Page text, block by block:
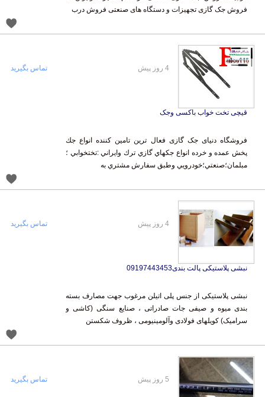
فروش جک گازی تجهیزات و دستگاه های صنعتی فروش درب
قیچی تخت خواب باکسی وجک
فروشگاه دنیای جک گازی فعال ترين تامين كننده انواع جك
پخش عمده و خرده انواع جكهاي گازي ترك وايراني :تختخوابي ؛
مبلمان؛صنعتي؛خودرويي وطبق سفارش مشتري به
4 روز پیش تماس بگیرید
نبشی پلاستیکی پالت بندی09197443453
نبشی پلاستیکی از جنس پلی اتیلن مرغوب جهت مصارف بسته
بندی میوه و صیفی جات صادراتی ، صنایع سنگی (کاشی و
سرامیک) کویلهای فولادی وآلومینیومی ، ظروف شکستن
4 روز پیش تماس بگیرید
5 روز پیش تماس بگیرید